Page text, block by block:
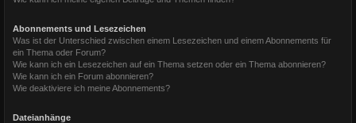
Abonnements und Lesezeichen
Was ist der Unterschied zwischen einem Lesezeichen und einem Abonnements für
ein Thema oder Forum?
Wie kann ich ein Lesezeichen auf ein Thema setzen oder ein Thema abonnieren?
Wie kann ich ein Forum abonnieren?
Wie deaktiviere ich meine Abonnements?
Dateianhänge